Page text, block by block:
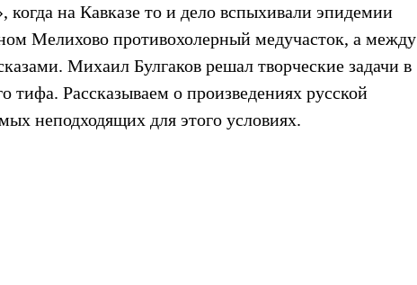
когда на Кавказе то и дело вспыхивали эпидемии
Мелихово противохолерный медучасток, а между
Михаил Булгаков решал творческие задачи в
Рассказываем о произведениях русской
неподходящих для этого условиях.